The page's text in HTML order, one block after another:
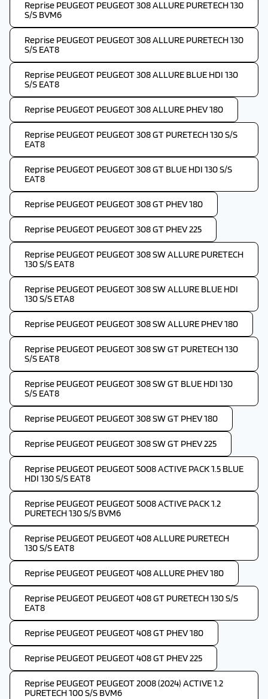
Reprise PEUGEOT PEUGEOT 308 ALLURE PURETECH 130
S/S BVM6
Reprise PEUGEOT PEUGEOT 308 ALLURE PURETECH 130
S/S EAT8
Reprise PEUGEOT PEUGEOT 308 ALLURE BLUE HDI 130
S/S EAT8
Reprise PEUGEOT PEUGEOT 308 ALLURE PHEV 180
Reprise PEUGEOT PEUGEOT 308 GT PURETECH 130 S/S
EAT8
Reprise PEUGEOT PEUGEOT 308 GT BLUE HDI 130 S/S
EAT8
Reprise PEUGEOT PEUGEOT 308 GT PHEV 180
Reprise PEUGEOT PEUGEOT 308 GT PHEV 225
Reprise PEUGEOT PEUGEOT 308 SW ALLURE PURETECH
130 S/S EAT8
Reprise PEUGEOT PEUGEOT 308 SW ALLURE BLUE HDI
130 S/S ETA8
Reprise PEUGEOT PEUGEOT 308 SW ALLURE PHEV 180
Reprise PEUGEOT PEUGEOT 308 SW GT PURETECH 130
S/S EAT8
Reprise PEUGEOT PEUGEOT 308 SW GT BLUE HDI 130
S/S EAT8
Reprise PEUGEOT PEUGEOT 308 SW GT PHEV 180
Reprise PEUGEOT PEUGEOT 308 SW GT PHEV 225
Reprise PEUGEOT PEUGEOT 5008 ACTIVE PACK 1.5 BLUE
HDI 130 S/S EAT8
Reprise PEUGEOT PEUGEOT 5008 ACTIVE PACK 1.2
PURETECH 130 S/S BVM6
Reprise PEUGEOT PEUGEOT 408 ALLURE PURETECH
130 S/S EAT8
Reprise PEUGEOT PEUGEOT 408 ALLURE PHEV 180
Reprise PEUGEOT PEUGEOT 408 GT PURETECH 130 S/S
EAT8
Reprise PEUGEOT PEUGEOT 408 GT PHEV 180
Reprise PEUGEOT PEUGEOT 408 GT PHEV 225
Reprise PEUGEOT PEUGEOT 2008 (2024) ACTIVE 1.2
PURETECH 100 S/S BVM6